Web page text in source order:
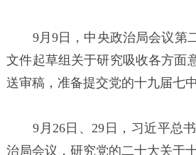
9月9日，中央政治局会议第
文件起草组关于研究吸收各方面
送审稿，准备提交党的十九届七
9月26日、29日，习近平总书
治局会议，研究党的二十大关于